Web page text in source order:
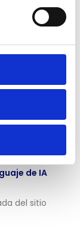
mediante
la
o
lo dirá,
las
nuevo
de IA
del sitio